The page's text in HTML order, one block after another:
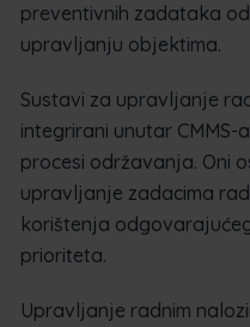
preventivnih zadataka
upravljanju objektima.
Sustavi za upravljanje
integrirani unutar
procesi održavanja. Oni
upravljanje zadacima
korištenja
prioriteta.
Upravljanje radnim